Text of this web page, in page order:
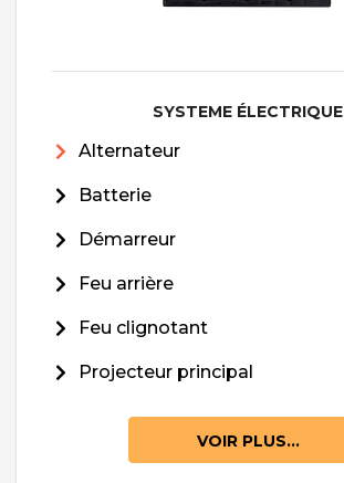
SYSTEME ÉLECTRIQUE
Alternateur
Batterie
Démarreur
Feu arrière
Feu clignotant
Projecteur principal
VOIR PLUS...